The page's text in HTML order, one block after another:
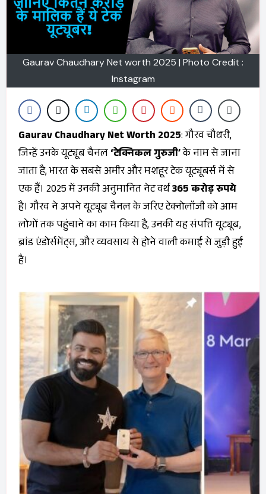
Gaurav Chaudhary Net worth 2025 | Photo Credit :
Instagram
Gaurav Chaudhary Net Worth 2025: गौरव चौधरी,
जिन्हें उनके यूट्यूब चैनल‘टेक्निकल गुरुजी’के नाम से जाना
जाता है, भारत के सबसे अमीर और मशहूर टेक यूट्यूबर्स में से
एक हैं। 2025 में उनकी अनुमानित नेट वर्थ365 करोड़ रुपये
है। गौरव ने अपने यूट्यूब चैनल के जरिए टेक्नोलॉजी को आम
लोगों तक पहुंचाने का काम किया है, उनकी यह संपत्ति यूट्यूब,
ब्रांड एंडोर्समेंट्स, और व्यवसाय से होने वाली कमाई से जुड़ी हुई
है।